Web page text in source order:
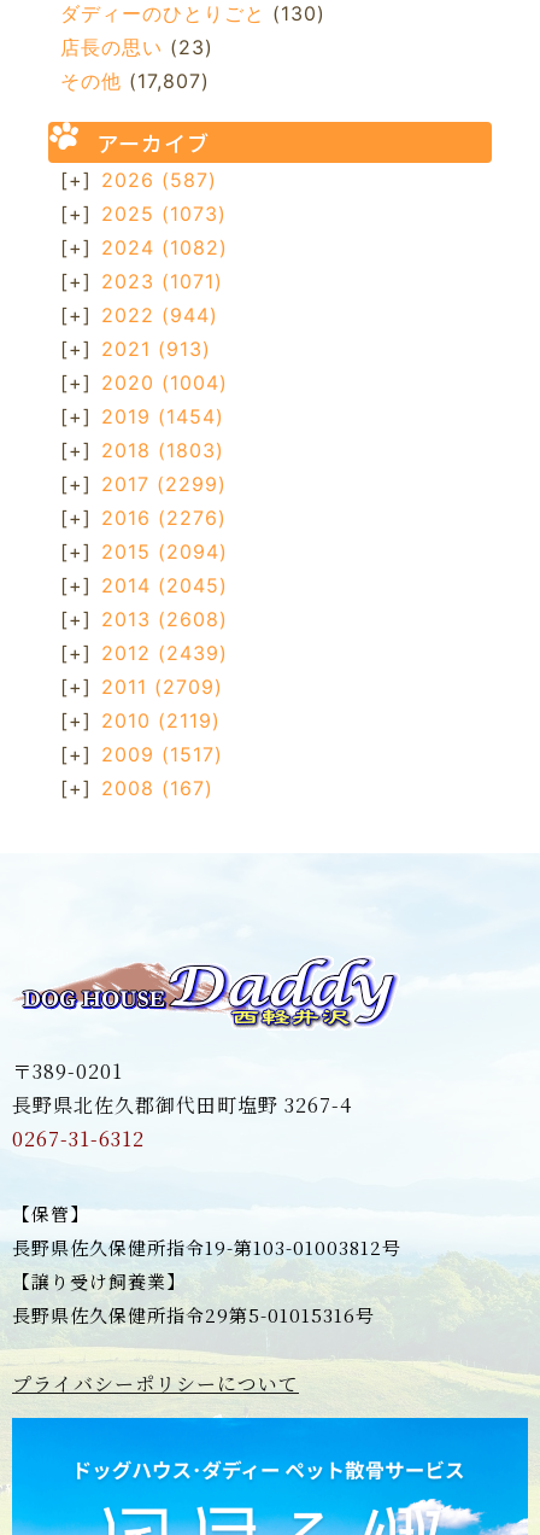
ダディーのひとりごと (130)
店長の思い (23)
その他 (17,807)
アーカイブ
[+] 2026 (587)
[+] 2025 (1073)
[+] 2024 (1082)
[+] 2023 (1071)
[+] 2022 (944)
[+] 2021 (913)
[+] 2020 (1004)
[+] 2019 (1454)
[+] 2018 (1803)
[+] 2017 (2299)
[+] 2016 (2276)
[+] 2015 (2094)
[+] 2014 (2045)
[+] 2013 (2608)
[+] 2012 (2439)
[+] 2011 (2709)
[+] 2010 (2119)
[+] 2009 (1517)
[+] 2008 (167)
〒389-0201
長野県北佐久郡御代田町塩野 3267-4
0267-31-6312
【保管】
長野県佐久保健所指令19-第103-01003812号
【譲り受け飼養業】
長野県佐久保健所指令29第5-01015316号
プライバシーポリシーについて